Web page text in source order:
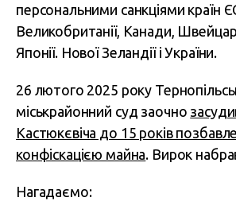
персональними санкціями країн
Великобританії, Канади,
Японії. Нової Зеландії і України.
26 лютого 2025 року
міськрайонний суд заочно
Кастюкєвіча до 15 років
конфіскацією майна. Вирок
Нагадаємо: